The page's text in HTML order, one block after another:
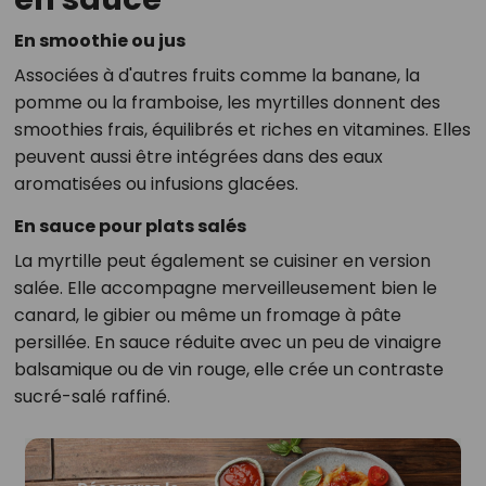
En smoothie ou jus
Associées à d'autres fruits comme la banane, la
pomme ou la framboise, les myrtilles donnent des
smoothies frais, équilibrés et riches en vitamines. Elles
peuvent aussi être intégrées dans des eaux
aromatisées ou infusions glacées.
En sauce pour plats salés
La myrtille peut également se cuisiner en version
salée. Elle accompagne merveilleusement bien le
canard, le gibier ou même un fromage à pâte
persillée. En sauce réduite avec un peu de vinaigre
balsamique ou de vin rouge, elle crée un contraste
sucré-salé raffiné.